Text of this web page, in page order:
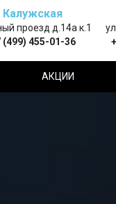
Калужская
проезд д.14а к.1
(499) 455-01-36
АКЦИИ